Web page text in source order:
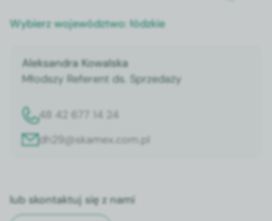
Wybierz województwo:łódzkie
Aleksandra Kowalska
Młodszy Referent ds. Sprzedaży
48 42 677 14 24
dh29@skamex.com.pl
lub skontaktuj się z nami